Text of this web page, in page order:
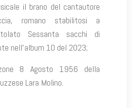
il brano del cantautore
romano stabilitosi a
Sessanta sacchi di
nell’album 10 del 2023;
8 Agosto 1956 della
Lara Molino.